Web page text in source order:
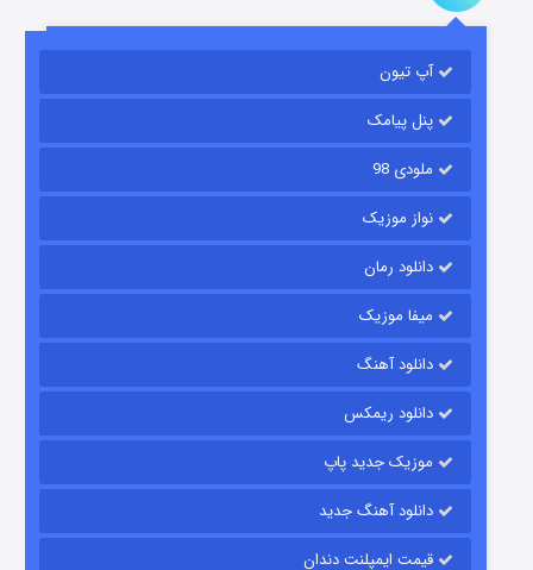
قسمت
آپ تیون
پنل پیامک
ملودی 98
نواز موزیک
دانلود رمان
میفا موزیک
دانلود آهنگ
دانلود ریمکس
موزیک جدید پاپ
دانلود آهنگ جدید
قیمت ایمپلنت دندان